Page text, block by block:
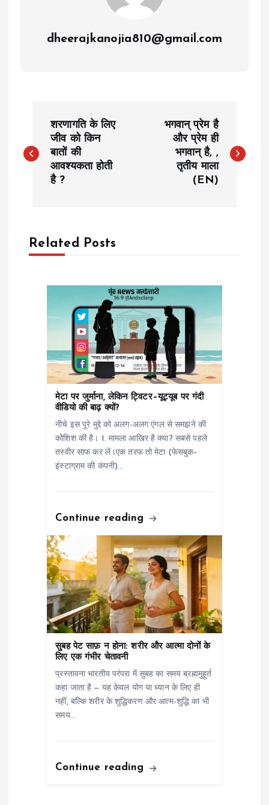
dheerajkanojia810@gmail.com
o
n
a
शरणागति के लिए
जीव को किन
बातों की
आवश्यकता होती
है ?
भगवान् प्रेम है
और प्रेम ही
भगवान् है, ,
तृतीय माला
(EN)
Related Posts
मेटा पर जुर्माना, लेकिन ट्विटर–यूट्यूब पर गंदी
वीडियो की बाढ़ क्यों?
नीचे इस पूरे मुद्दे को अलग-अलग एंगल से समझने की
कोशिश की है। 1. मामला आखिर है क्या? सबसे पहले
तस्वीर साफ कर लें।एक तरफ तो मेटा (फेसबुक–
इंस्टाग्राम की कंपनी)…
Continue reading
सुबह पेट साफ़ न होना: शरीर और आत्मा दोनों के
लिए एक गंभीर चेतावनी
प्रस्तावना भारतीय परंपरा में सुबह का समय ब्रह्ममुहूर्त
कहा जाता है — यह केवल योग या ध्यान के लिए ही
नहीं, बल्कि शरीर के शुद्धिकरण और आत्म-शुद्धि का भी
समय…
Continue reading